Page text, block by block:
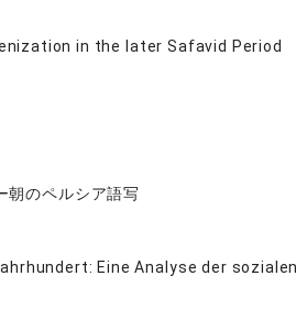
in the later Safavid Period
のペルシア語写
Eine Analyse der